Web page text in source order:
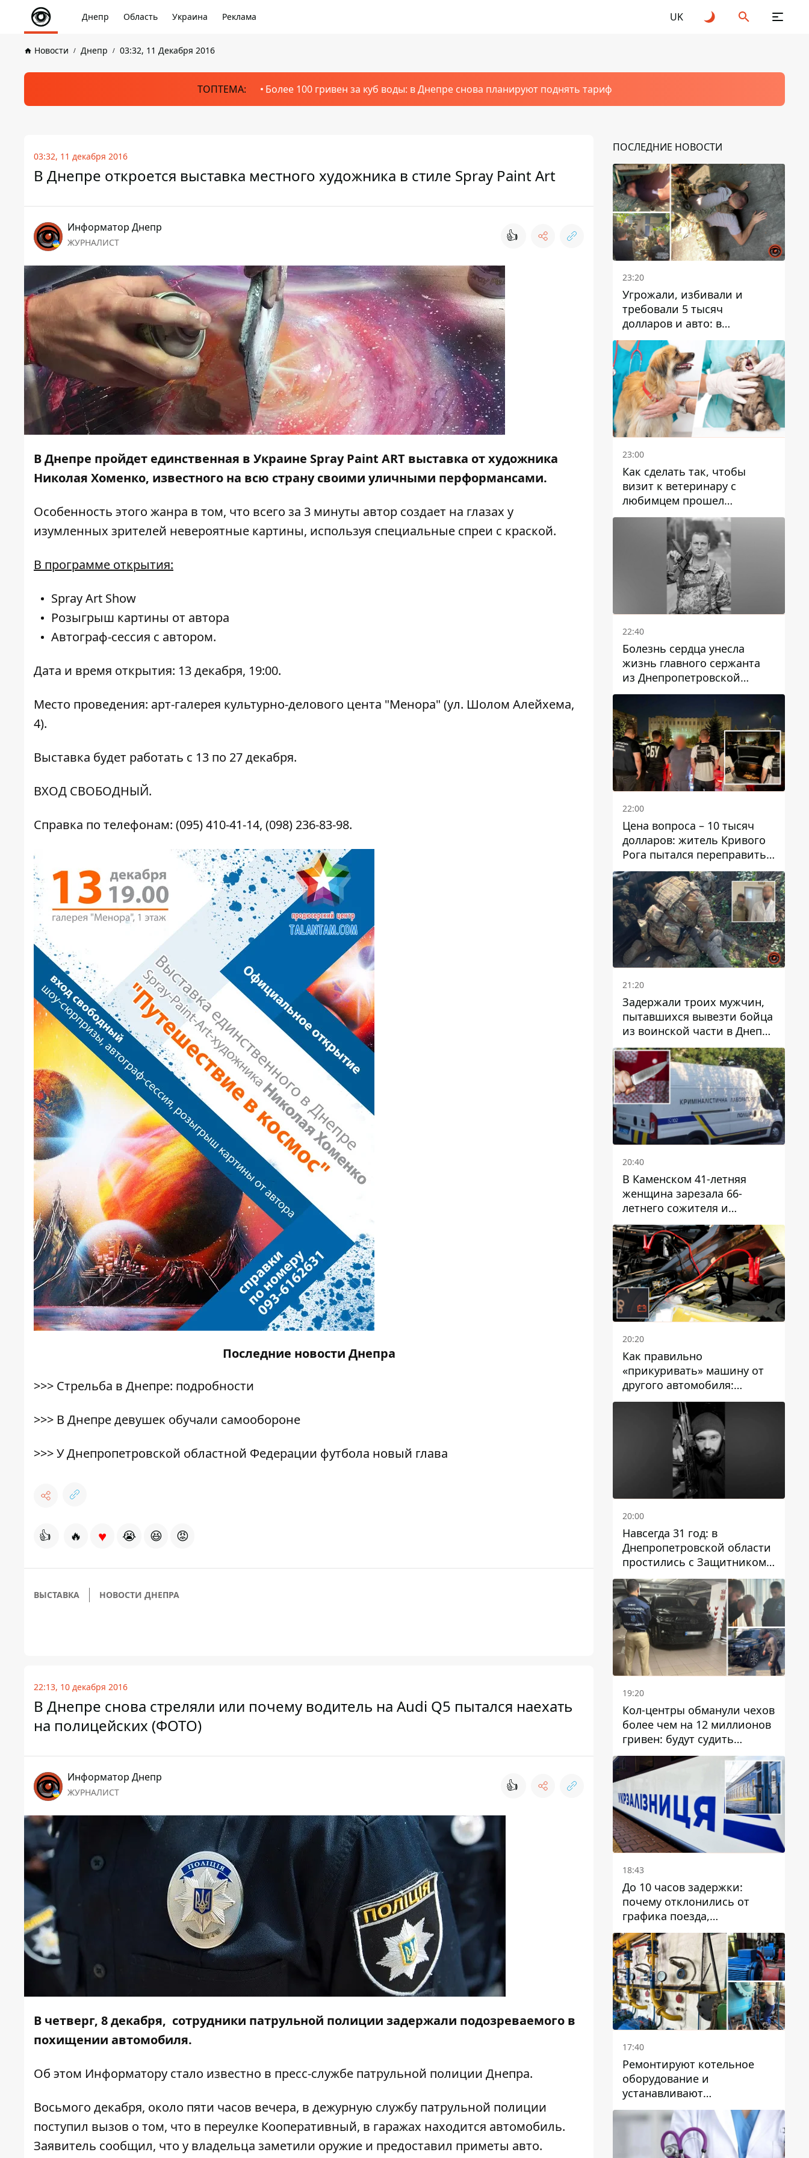
Днепр Область Украина Реклама UK
Новости Днепр 03:32, 11 Декабря 2016
ТОПТЕМА: Более 100 гривен за куб воды: в Днепре снова планируют поднять тариф
03:32, 11 декабря 2016
В Днепре откроется выставка местного художника в стиле Spray Paint Art
Информатор Днепр
ЖУРНАЛИСТ 👍
В Днепре пройдет единственная в Украине Spray Paint ART выставка от художника
Николая Хоменко, известного на всю страну своими уличными перформансами.
Особенность этого жанра в том, что всего за 3 минуты автор создает на глазах у
изумленных зрителей невероятные картины, используя специальные спреи с краской.
В программе открытия:
Spray Art Show
Розыгрыш картины от автора
Автограф-сессия с автором.
Дата и время открытия: 13 декабря, 19:00.
Место проведения: арт-галерея культурно-делового цента "Менора" (ул. Шолом Алейхема,
4).
Выставка будет работать с 13 по 27 декабря.
ВХОД СВОБОДНЫЙ.
Справка по телефонам: (095) 410-41-14, (098) 236-83-98.
Последние новости Днепра
>>> Стрельба в Днепре: подробности
>>> В Днепре девушек обучали самообороне
>>>У Днепропетровской областной Федерации футбола новый глава
👍 🔥 ♥ 😭 😆 😡
ВЫСТАВКА НОВОСТИ ДНЕПРА
22:13, 10 декабря 2016
В Днепре снова стреляли или почему водитель на Audi Q5 пытался наехать
на полицейских (ФОТО)
Информатор Днепр
ЖУРНАЛИСТ 👍
В четверг, 8 декабря, сотрудники патрульной полиции задержали подозреваемого в
похищении автомобиля.
Об этом Информатору стало известно в пресс-службе патрульной полиции Днепра.
Восьмого декабря, около пяти часов вечера, в дежурную службу патрульной полиции
поступил вызов о том, что в переулке Кооперативный, в гаражах находится автомобиль.
Заявитель сообщил, что у владельца заметили оружие и предоставил приметы авто.
ПОСЛЕДНИЕ НОВОСТИ
23:20
Угрожали, избивали и
требовали 5 тысяч
долларов и авто: в
Павлограде задержали двух
мужчин
23:00
Как сделать так, чтобы
визит к ветеринару с
любимцем прошел
спокойно: простые советы
22:40
Болезнь сердца унесла
жизнь главного сержанта
из Днепропетровской
области Юрия Свистуна
22:00
Цена вопроса – 10 тысяч
долларов: житель Кривого
Рога пытался переправить
мужчину в Словакию
21:20
Задержали троих мужчин,
пытавшихся вывезти бойца
из воинской части в Днепр
за 7 тысяч долларов: среди
них был врач
20:40
В Каменском 41-летняя
женщина зарезала 66-
летнего сожителя и
пыталась обмануть
полицейских
20:20
Как правильно
«прикуривать» машину от
другого автомобиля:
инструкция для водителей
20:00
Навсегда 31 год: в
Днепропетровской области
простились с Защитником
Александром Репиным
19:20
Кол-центры обманули чехов
более чем на 12 миллионов
гривен: будут судить
днепрянина,
организовавшего
транснациональную
преступную организацию
18:43
До 10 часов задержки:
почему отклонились от
графика поезда,
курсирующие через Днепр
и область
17:40
Ремонтируют котельное
оборудование и
устанавливают
генераторные установки:
как в Днепре готовятся к
отопительному сезону